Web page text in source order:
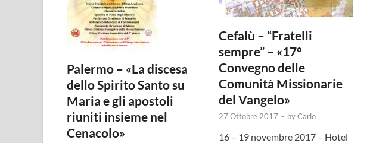
Palermo – «La discesa
dello Spirito Santo su
Maria e gli apostoli
riuniti insieme nel
Cenacolo»
Cefalù – “Fratelli
sempre” – «17°
Convegno delle
Comunità Missionarie
del Vangelo»
27 Ottobre 2017 - byCarlo
16 – 19 novembre 2017 – Hotel